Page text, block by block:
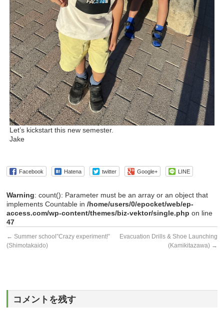
Let’s kickstart this new semester.
Jake
Facebook Hatena twitter Google+ LINE
Warning: count(): Parameter must be an array or an object that
implements Countable in/home/users/0/epocket/web/ep-
access.com/wp-content/themes/biz-vektor/single.php on line
47
← Summer school”Crazy experiment!”
(Shimotakaido)
Evacuation Drills & Shoe Launching
(Kamikitazawa) →
コメントを残す